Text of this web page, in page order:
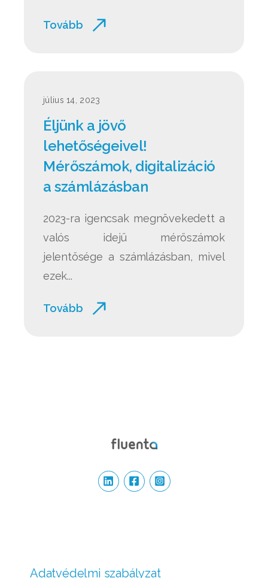
Tovább
július 14, 2023
Éljünk a jövő
lehetőségeivel!
Mérőszámok, digitalizáció
a számlázásban
2023-ra igencsak megnövekedett a
valós idejű mérőszámok
jelentősége a számlázásban, mivel
ezek...
Tovább
Adatvédelmi szabályzat